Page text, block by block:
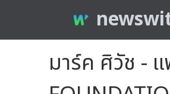
มาร์ค ศิวัช -